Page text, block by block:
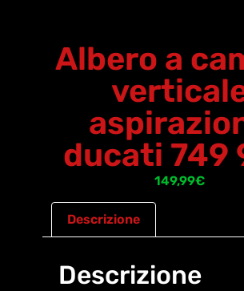
Albero a
ducati 749
149,99€
Descrizione
Descrizione